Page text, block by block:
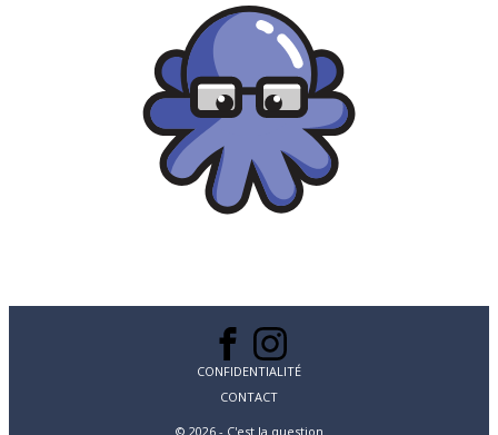
CONFIDENTIALITÉ
CONTACT
© 2026 - C'est la question